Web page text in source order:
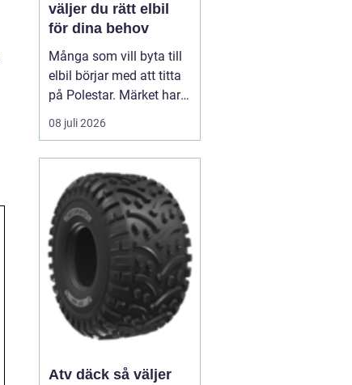
väljer du rätt elbil
för dina behov
Många som vill byta till
elbil börjar med att titta
på Polestar. Märket har
blivit en symbol för
modern, elektrisk körning
hållbarhet går hand i
hand. Men hur vet du om
en Polestar passar dig,
och vilken modell som är
rätt val?...
08 juli 2026
Atv däck så väljer